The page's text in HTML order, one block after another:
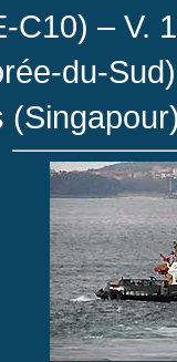
C10) – V.
du-